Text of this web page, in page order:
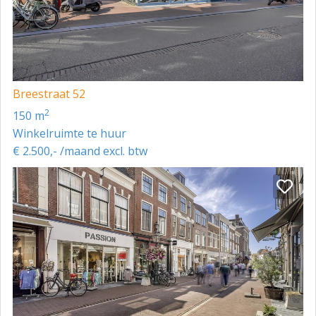
consumentenprijsindex (CPI) reeks CPI-alle
huishoudens (2015=100), gepubliceerd door het
Centraal Bureau voor de Statistiek (CBS).
ZEKERHEIDSTELLING
huurder een bankgarantie stellen of een waarborgsom
storten ter grootte van (minimaal) 3 maanden huur en
eventuele servicekosten, alsmede de (eventueel)
hierover verschuldigde omzetbelasting.
HUUROVEREENKOMST
Huurovereenkomst conform het standaardmodel van
de Raad voor Onroerende Zaken (ROZ), zoals
gehanteerd door de Nederlandse Vereniging voor
Makelaars (NVM).
AANVAARDING
Breestraat 52
150 m2
Winkelruimte te huur
€ 2.500,- /maand excl. btw